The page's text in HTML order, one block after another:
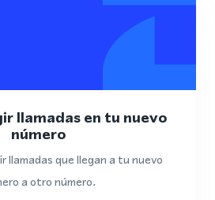
llamadas en tu nuevo
número
llamadas que llegan a tu nuevo
a otro número.